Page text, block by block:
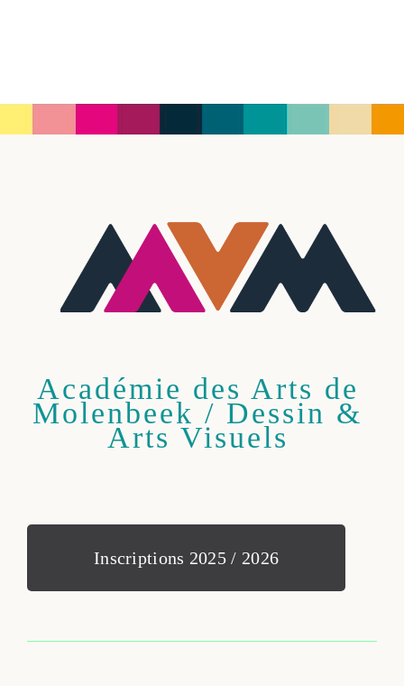
Académie des Arts de
Molenbeek / Dessin &
Arts Visuels
Inscriptions 2025 / 2026